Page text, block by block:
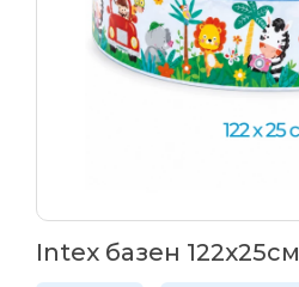
Intex базен 122х25см